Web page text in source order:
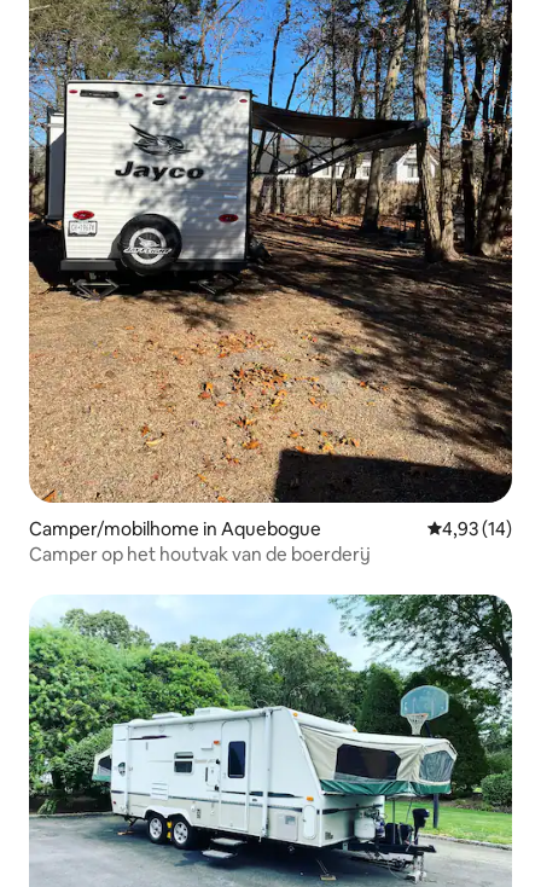
Camper/mobilhome in Aquebogue Gemiddelde
4,93 (14)
Camper op het houtvak van de boerderij